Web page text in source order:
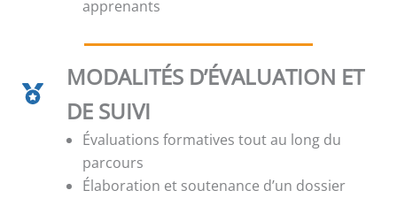
apprenants
MODALITÉS D’ÉVALUATION ET
DE SUIVI
Évaluations formatives tout au long du
parcours
Élaboration et soutenance d’un dossier